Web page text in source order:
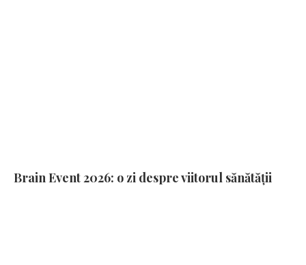
Brain Event 2026: o zi despre viitorul sănătății